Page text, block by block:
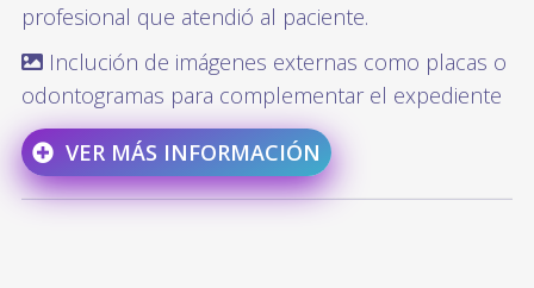
profesional que atendió al paciente.
Inclución de imágenes externas como placas o
odontogramas para complementar el expediente
VER MÁS INFORMACIÓN